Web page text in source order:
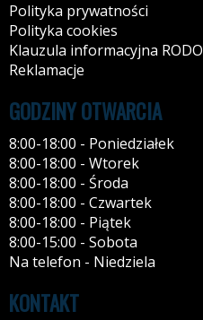
Polityka prywatności
Polityka cookies
Klauzula informacyjna RODO
Reklamacje
GODZINY OTWARCIA
8:00-18:00 - Poniedziałek
8:00-18:00 - Wtorek
8:00-18:00 - Środa
8:00-18:00 - Czwartek
8:00-18:00 - Piątek
8:00-15:00 - Sobota
Na telefon - Niedziela
KONTAKT